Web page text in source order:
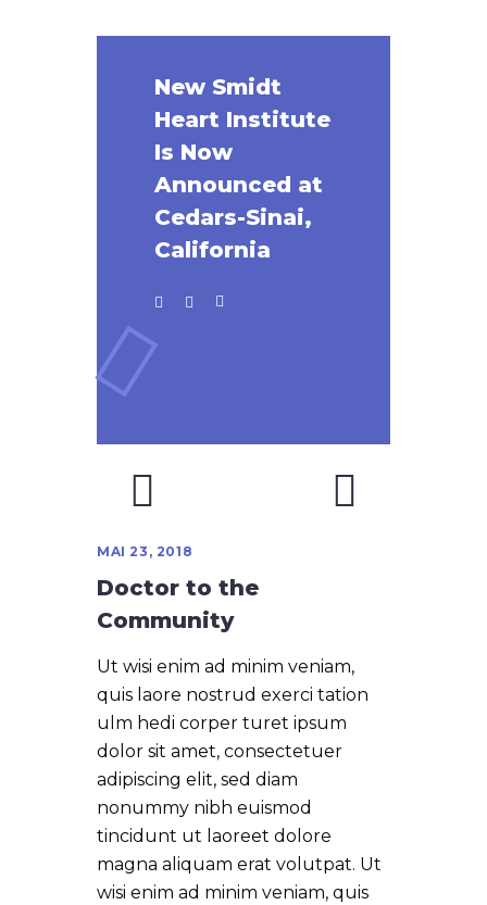
New Smidt
Heart Institute
Is Now
Announced at
Cedars-Sinai,
California
MAI 23, 2018
Doctor to the
Community
Ut wisi enim ad minim veniam,
quis laore nostrud exerci tation
ulm hedi corper turet ipsum
dolor sit amet, consectetuer
adipiscing elit, sed diam
nonummy nibh euismod
tincidunt ut laoreet dolore
magna aliquam erat volutpat. Ut
wisi enim ad minim veniam, quis